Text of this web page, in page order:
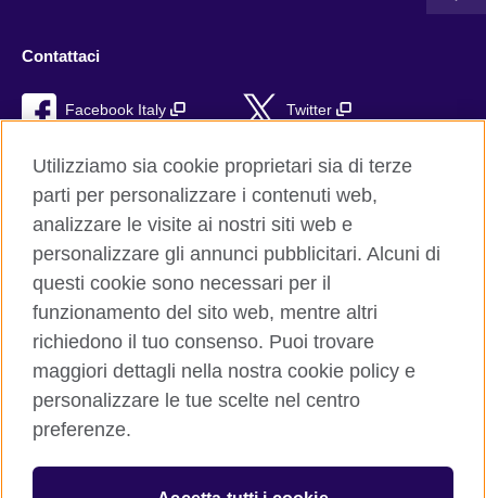
Contattaci
Facebook Italy Twitter
YouTube TikTok
RSS
British Council global
Privacy e condizioni d'uso
Cookie
Sitemap
Aiuto
Utilizziamo sia cookie proprietari sia di terze
parti per personalizzare i contenuti web,
analizzare le visite ai nostri siti web e
personalizzare gli annunci pubblicitari. Alcuni di
questi cookie sono necessari per il
funzionamento del sito web, mentre altri
richiedono il tuo consenso. Puoi trovare
maggiori dettagli nella nostra cookie policy e
personalizzare le tue scelte nel centro
preferenze.